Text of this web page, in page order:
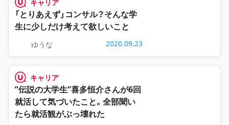
「とりあえず」コンサル？そんな学
生に少しだけ考えて欲しいこと
ゆうな 2020.09.23
キャリア
”伝説の大学生”喜多恒介さんが6回
就活して気づいたこと。全部聞い
たら就活観がぶっ壊れた